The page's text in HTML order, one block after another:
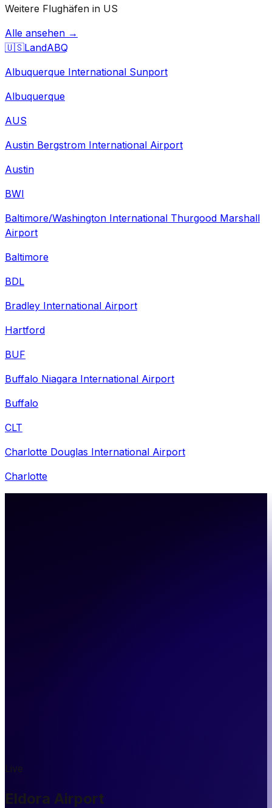
Weitere Flughäfen in US
Alle ansehen →
🇺🇸LandABQ
Albuquerque International Sunport
Albuquerque
AUS
Austin Bergstrom International Airport
Austin
BWI
Baltimore/Washington International Thurgood Marshall
Airport
Baltimore
BDL
Bradley International Airport
Hartford
BUF
Buffalo Niagara International Airport
Buffalo
CLT
Charlotte Douglas International Airport
Charlotte
Live
Eldora Airport